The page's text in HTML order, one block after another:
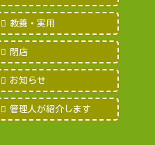
教養・実用
閉店
お知らせ
管理人が紹介します